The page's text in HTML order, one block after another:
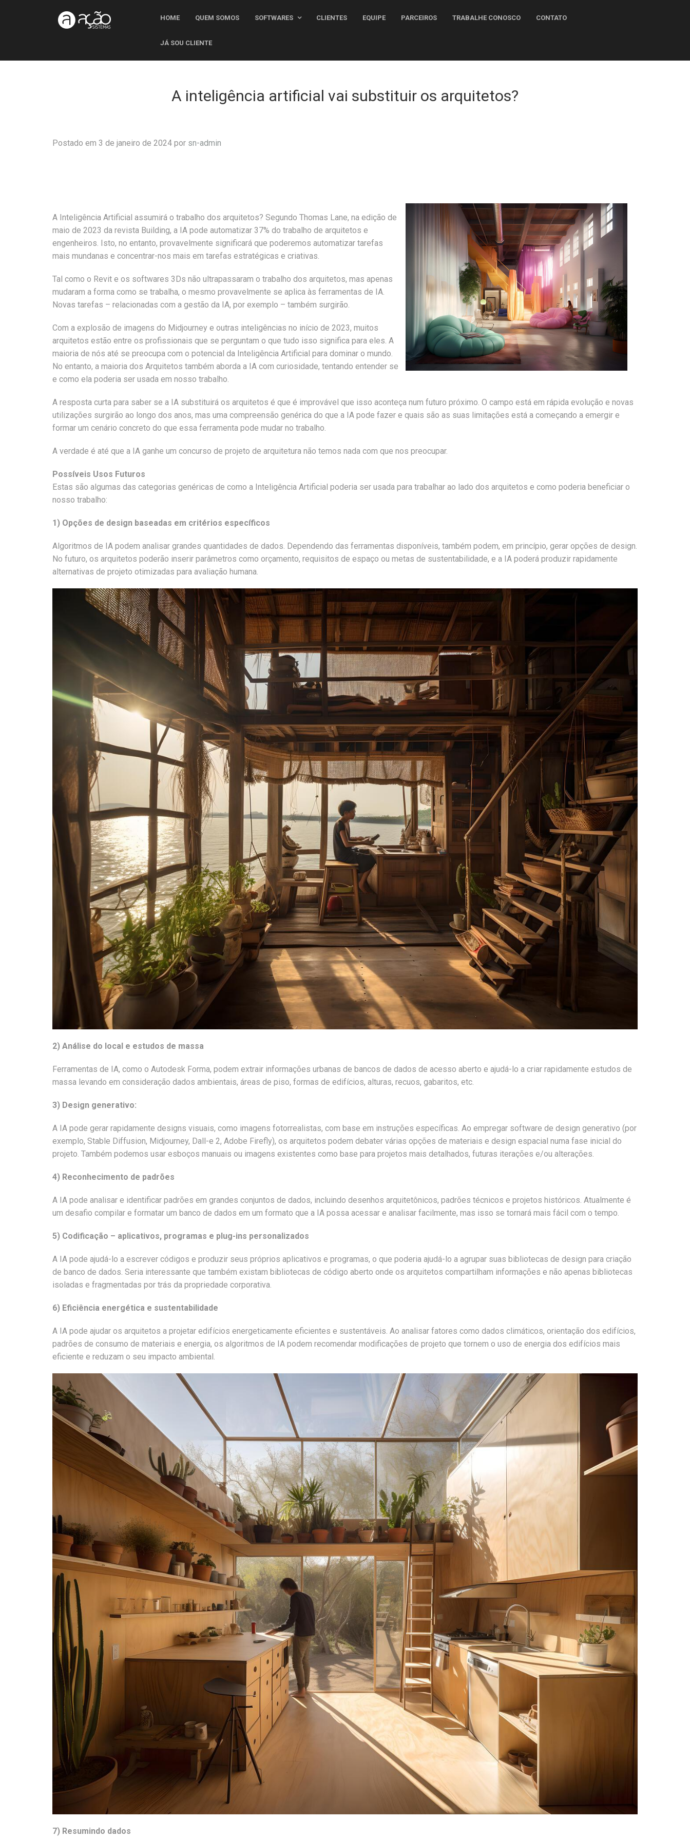
HOME QUEM SOMOS SOFTWARES CLIENTES EQUIPE PARCEIROS TRABALHE CONOSCO CONTATO
JÁ SOU CLIENTE
A inteligência artificial vai substituir os arquitetos?
Postado em 3 de janeiro de 2024 por sn-admin
A Inteligência Artificial assumirá o trabalho dos arquitetos? Segundo Thomas Lane, na edição de
maio de 2023 da revista Building, a IA pode automatizar 37% do trabalho de arquitetos e
engenheiros. Isto, no entanto, provavelmente significará que poderemos automatizar tarefas
mais mundanas e concentrar-nos mais em tarefas estratégicas e criativas.
Tal como o Revit e os softwares 3Ds não ultrapassaram o trabalho dos arquitetos, mas apenas
mudaram a forma como se trabalha, o mesmo provavelmente se aplica às ferramentas de IA.
Novas tarefas – relacionadas com a gestão da IA, por exemplo – também surgirão.
Com a explosão de imagens do Midjourney e outras inteligências no início de 2023, muitos
arquitetos estão entre os profissionais que se perguntam o que tudo isso significa para eles. A
maioria de nós até se preocupa com o potencial da Inteligência Artificial para dominar o mundo.
No entanto, a maioria dos Arquitetos também aborda a IA com curiosidade, tentando entender se
e como ela poderia ser usada em nosso trabalho.
A resposta curta para saber se a IA substituirá os arquitetos é que é improvável que isso aconteça num futuro próximo. O campo está em rápida evolução e novas
utilizações surgirão ao longo dos anos, mas uma compreensão genérica do que a IA pode fazer e quais são as suas limitações está a começando a emergir e
formar um cenário concreto do que essa ferramenta pode mudar no trabalho.
A verdade é até que a IA ganhe um concurso de projeto de arquitetura não temos nada com que nos preocupar.
Possíveis Usos Futuros
Estas são algumas das categorias genéricas de como a Inteligência Artificial poderia ser usada para trabalhar ao lado dos arquitetos e como poderia beneficiar o
nosso trabalho:
1) Opções de design baseadas em critérios específicos
Algoritmos de IA podem analisar grandes quantidades de dados. Dependendo das ferramentas disponíveis, também podem, em princípio, gerar opções de design.
No futuro, os arquitetos poderão inserir parâmetros como orçamento, requisitos de espaço ou metas de sustentabilidade, e a IA poderá produzir rapidamente
alternativas de projeto otimizadas para avaliação humana.
2) Análise do local e estudos de massa
Ferramentas de IA, como o Autodesk Forma, podem extrair informações urbanas de bancos de dados de acesso aberto e ajudá-lo a criar rapidamente estudos de
massa levando em consideração dados ambientais, áreas de piso, formas de edifícios, alturas, recuos, gabaritos, etc.
3) Design generativo:
A IA pode gerar rapidamente designs visuais, como imagens fotorrealistas, com base em instruções específicas. Ao empregar software de design generativo (por
exemplo, Stable Diffusion, Midjourney, Dall-e 2, Adobe Firefly), os arquitetos podem debater várias opções de materiais e design espacial numa fase inicial do
projeto. Também podemos usar esboços manuais ou imagens existentes como base para projetos mais detalhados, futuras iterações e/ou alterações.
4) Reconhecimento de padrões
A IA pode analisar e identificar padrões em grandes conjuntos de dados, incluindo desenhos arquitetônicos, padrões técnicos e projetos históricos. Atualmente é
um desafio compilar e formatar um banco de dados em um formato que a IA possa acessar e analisar facilmente, mas isso se tornará mais fácil com o tempo.
5) Codificação – aplicativos, programas e plug-ins personalizados
A IA pode ajudá-lo a escrever códigos e produzir seus próprios aplicativos e programas, o que poderia ajudá-lo a agrupar suas bibliotecas de design para criação
de banco de dados. Seria interessante que também existam bibliotecas de código aberto onde os arquitetos compartilham informações e não apenas bibliotecas
isoladas e fragmentadas por trás da propriedade corporativa.
6) Eficiência energética e sustentabilidade
A IA pode ajudar os arquitetos a projetar edifícios energeticamente eficientes e sustentáveis. Ao analisar fatores como dados climáticos, orientação dos edifícios,
padrões de consumo de materiais e energia, os algoritmos de IA podem recomendar modificações de projeto que tornem o uso de energia dos edifícios mais
eficiente e reduzam o seu impacto ambiental.
7) Resumindo dados